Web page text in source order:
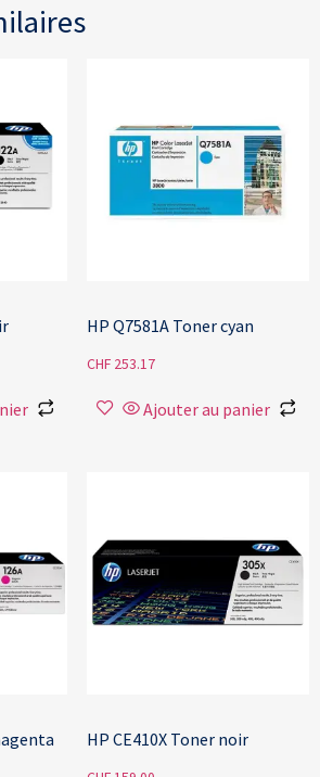
HP Q7581A Toner cyan
CHF253.17
Ajouter au panier
HP CE410X Toner noir